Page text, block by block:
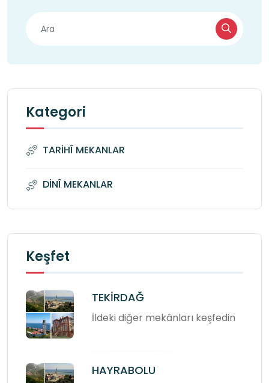
Kategori
TARİHÎ MEKANLAR
DİNÎ MEKANLAR
Keşfet
TEKİRDAĞ
İldeki diğer mekânları keşfedin
HAYRABOLU